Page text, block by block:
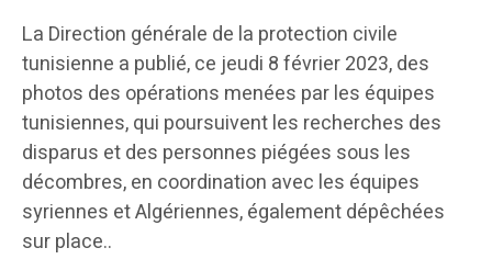
La Direction générale de la protection civile
tunisienne a publié, ce jeudi 8 février 2023, des
photos des opérations menées par les équipes
tunisiennes, qui poursuivent les recherches des
disparus et des personnes piégées sous les
décombres, en coordination avec les équipes
syriennes et Algériennes, également dépêchées
sur place..